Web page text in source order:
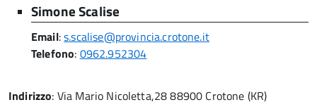
Simone Scalise
Email:s.scalise@provincia.crotone.it
Telefono: 0962.952304
Indirizzo: Via Mario Nicoletta,28 88900 Crotone (KR)